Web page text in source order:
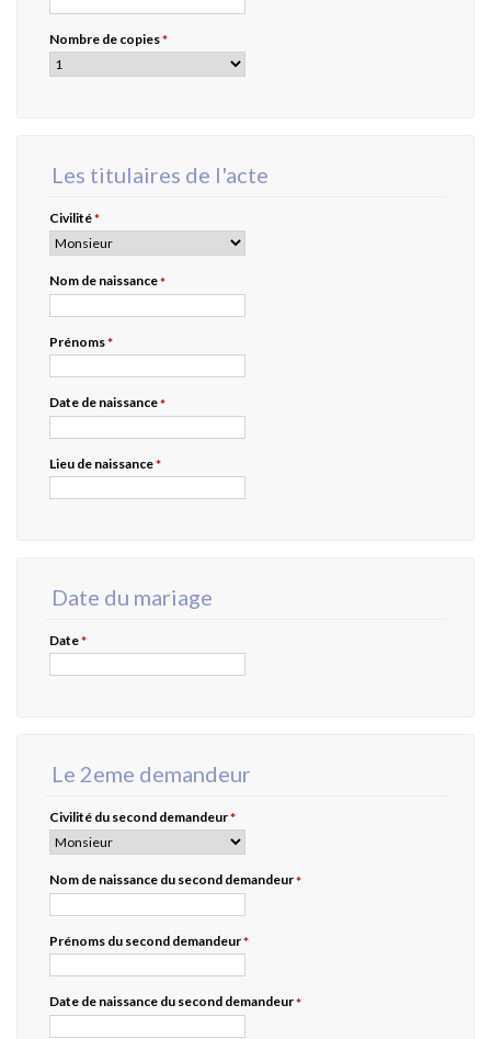
Nombre de copies*
Les titulaires de l'acte
Civilité*
Nom de naissance*
Prénoms*
Date de naissance*
Lieu de naissance*
Date du mariage
Date*
Le 2eme demandeur
Civilité du second demandeur*
Nom de naissance du second demandeur*
Prénoms du second demandeur*
Date de naissance du second demandeur*